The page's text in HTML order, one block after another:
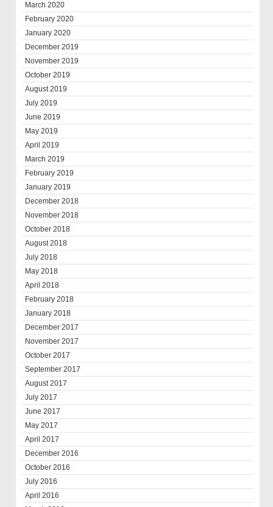
March 2020
February 2020
January 2020
December 2019
November 2019
October 2019
August 2019
July 2019
June 2019
May 2019
April 2019
March 2019
February 2019
January 2019
December 2018
November 2018
October 2018
August 2018
July 2018
May 2018
April 2018
February 2018
January 2018
December 2017
November 2017
October 2017
September 2017
August 2017
July 2017
June 2017
May 2017
April 2017
December 2016
October 2016
July 2016
April 2016